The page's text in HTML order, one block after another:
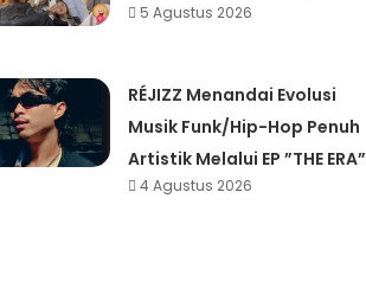
5 Agustus 2026
RÉJIZZ Menandai Evolusi
Musik Funk/Hip-Hop Penuh
Artistik Melalui EP ”THE ERA”
4 Agustus 2026